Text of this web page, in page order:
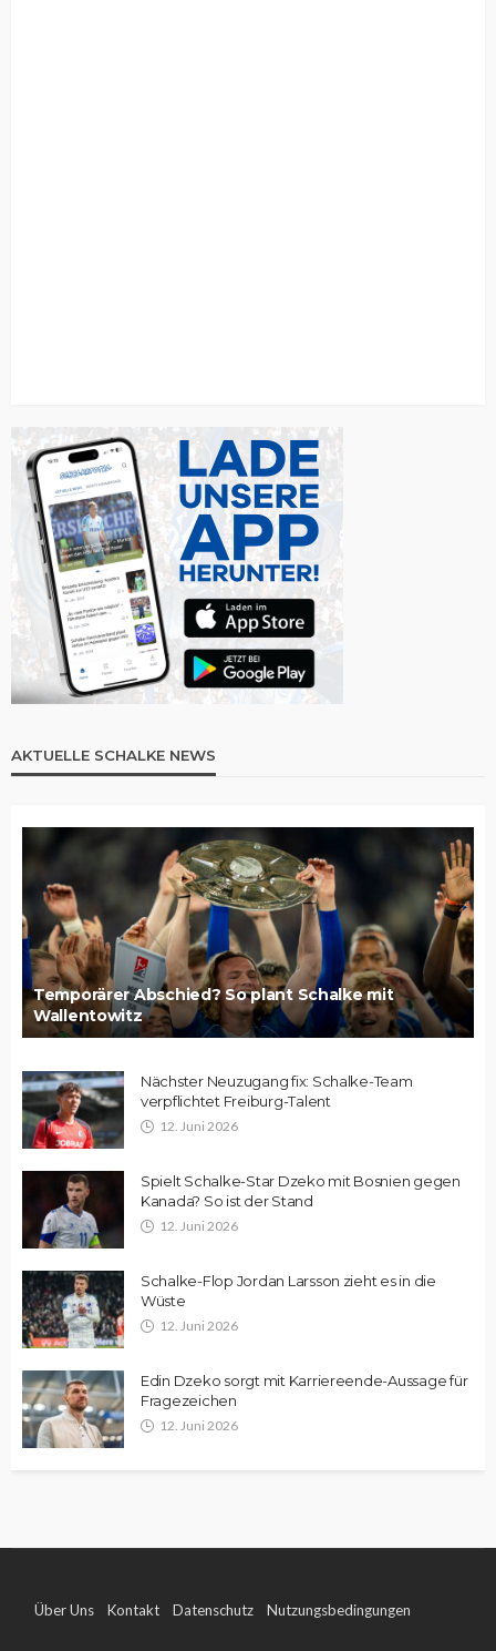
AKTUELLE SCHALKE NEWS
Temporärer Abschied? So plant Schalke mit
Wallentowitz
Nächster Neuzugang fix: Schalke-Team
verpflichtet Freiburg-Talent
12. Juni 2026
Spielt Schalke-Star Dzeko mit Bosnien gegen
Kanada? So ist der Stand
12. Juni 2026
Schalke-Flop Jordan Larsson zieht es in die
Wüste
12. Juni 2026
Edin Dzeko sorgt mit Karriereende-Aussage für
Fragezeichen
12. Juni 2026
Über Uns Kontakt Datenschutz Nutzungsbedingungen